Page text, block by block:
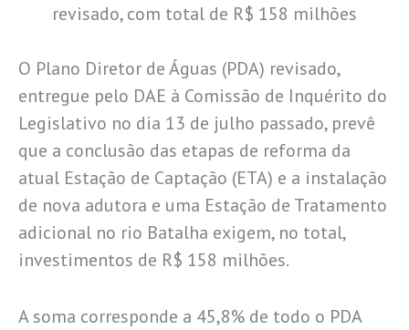
revisado, com total de R$ 158 milhões
O Plano Diretor de Águas (PDA) revisado,
entregue pelo DAE à Comissão de Inquérito do
Legislativo no dia 13 de julho passado, prevê
que a conclusão das etapas de reforma da
atual Estação de Captação (ETA) e a instalação
de nova adutora e uma Estação de Tratamento
adicional no rio Batalha exigem, no total,
investimentos de R$ 158 milhões.
A soma corresponde a 45,8% de todo o PDA